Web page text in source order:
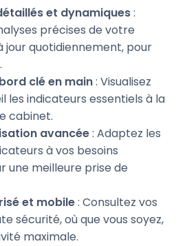
et dynamiques:
précises de votre
jour quotidiennement, pour
clé en main: Visualisez
les indicateurs essentiels à la
cabinet.
avancée: Adaptez les
à vos besoins
une meilleure prise de
et mobile: Consultez vos
sécurité, où que vous soyez,
maximale.